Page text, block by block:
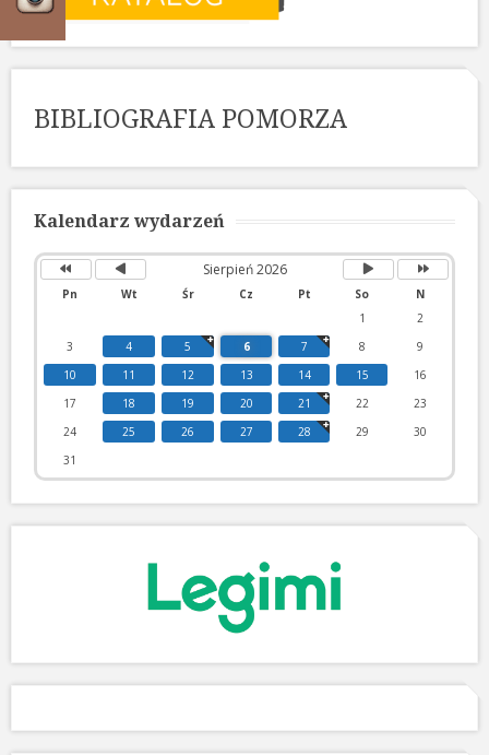
BIBLIOGRAFIA POMORZA
Kalendarz wydarzeń
Sierpień 2026
Pn Wt Śr Cz Pt So
N
1
2
3
4 5 6 7 8
9
10
11 12 13 14 15
16
17
18 19 20 21 22
23
24
25 26 27 28 29
30
31